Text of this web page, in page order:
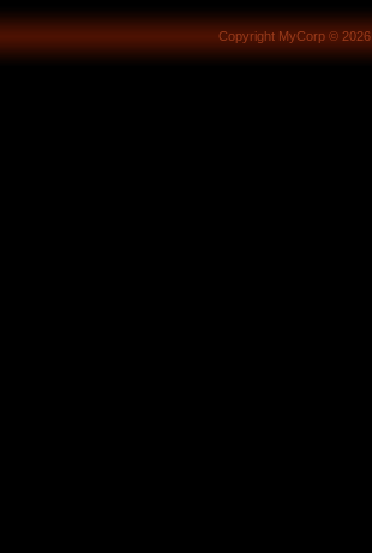
Copyright MyCorp © 2026